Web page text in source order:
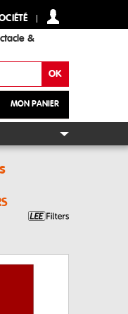
&
MON PANIER
+